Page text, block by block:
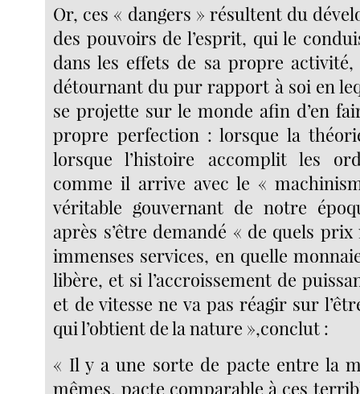
Or, ces « dangers » résultent du
des pouvoirs de l’esprit, qui le
dans les effets de sa propre
détournant du pur rapport à soi en
se projette sur le monde afin d’en
propre perfection : lorsque la
lorsque l’histoire accomplit les
comme il arrive avec le «
véritable gouvernant de notre
après s’être demandé « de quels prix
immenses services, en quelle
libère, et si l’accroissement de
et de vitesse ne va pas réagir sur
qui l’obtient de la nature »,conclut :
« Il y a une sorte de pacte entre la
mêmes, pacte comparable à ces